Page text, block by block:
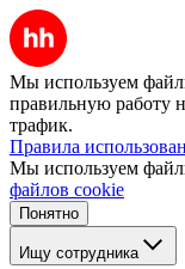
Мы используем
правильную работу
трафик.
Правила
Мы используем
файлов cookie
Понятно
Ищу сотрудника